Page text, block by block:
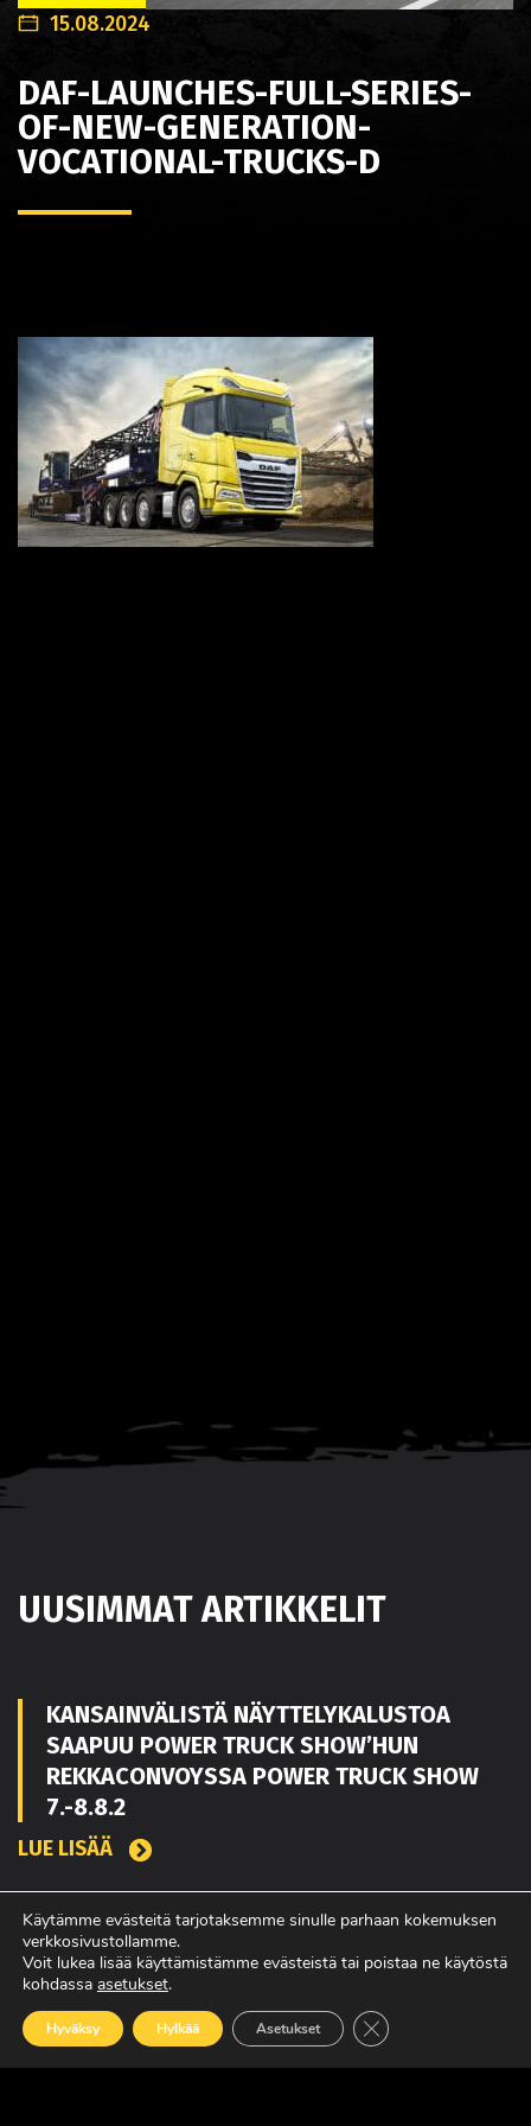
15.08.2024
DAF-LAUNCHES-FULL-SERIES-
OF-NEW-GENERATION-
VOCATIONAL-TRUCKS-D
UUSIMMAT ARTIKKELIT
KANSAINVÄLISTÄ NÄYTTELYKALUSTOA
SAAPUU POWER TRUCK SHOW’HUN
REKKACONVOYSSA POWER TRUCK SHOW
7.-8.8.2
LUE LISÄÄ
TOUKO KAAKKO VAHVISTAMAAN MATEKON
MYYNTIÄ PIRKANMAALLA
LUE LISÄÄ
Käytämme evästeitä tarjotaksemme sinulle parhaan kokemuksen
verkkosivustollamme.
Voit lukea lisää käyttämistämme evästeistä tai poistaa ne käytöstä
kohdassa asetukset.
Hyväksy Hylkää Asetukset Sulje evästebanneri